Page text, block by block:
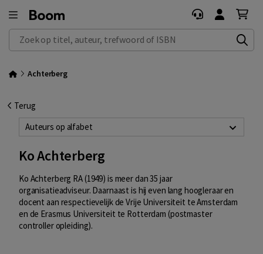
Zoek op titel, auteur, trefwoord of ISBN
Achterberg
Terug
Auteurs op alfabet
Ko Achterberg
Ko Achterberg RA (1949) is meer dan 35 jaar
organisatieadviseur. Daarnaast is hij even lang hoogleraar en
docent aan respectievelijk de Vrije Universiteit te Amsterdam
en de Erasmus Universiteit te Rotterdam (postmaster
controller opleiding).